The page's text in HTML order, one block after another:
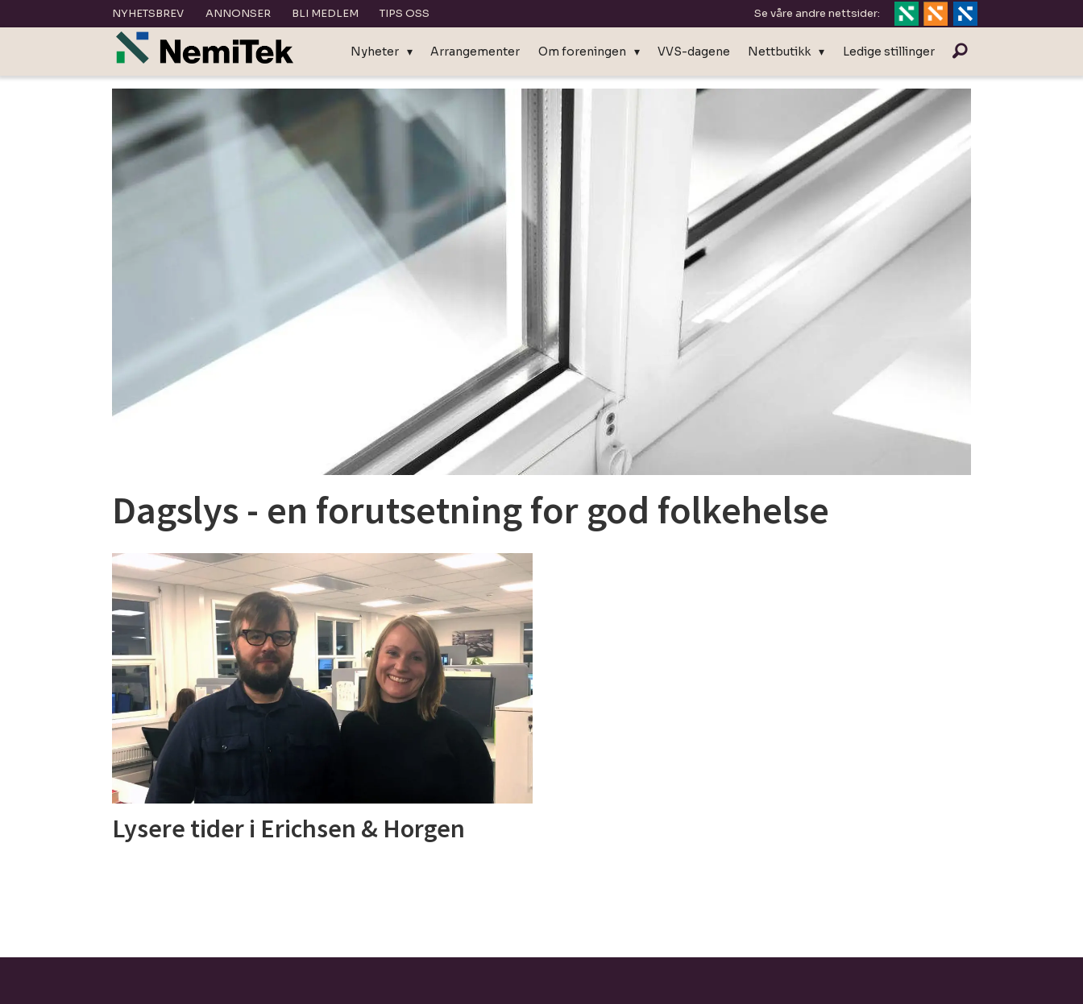
NYHETSBREV ANNONSER BLI MEDLEM TIPS OSS Se våre andre nettsider:
Nyheter Arrangementer Om foreningen VVS-dagene Nettbutikk Ledige stillinger
Dagslys - en forutsetning for god folkehelse
Lysere tider i Erichsen & Horgen